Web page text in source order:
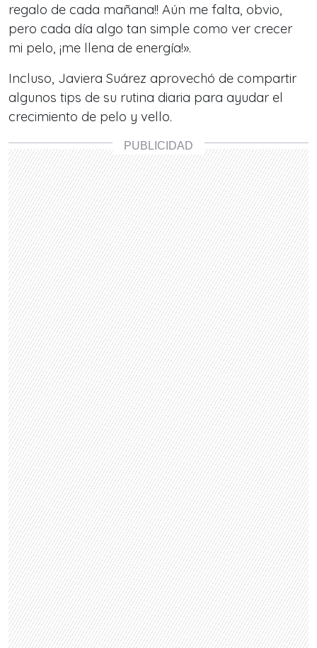
regalo de cada mañana!! Aún me falta, obvio,
pero cada día algo tan simple como ver crecer
mi pelo, ¡me llena de energía!».
Incluso, Javiera Suárez aprovechó de compartir
algunos tips de su rutina diaria para ayudar el
crecimiento de pelo y vello.